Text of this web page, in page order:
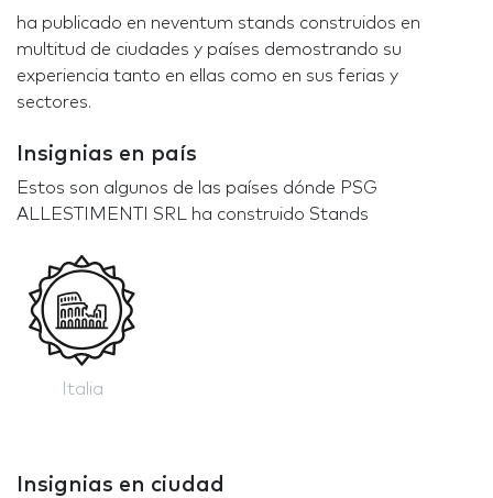
ha publicado en neventum stands construidos en
multitud de ciudades y países demostrando su
experiencia tanto en ellas como en sus ferias y
sectores.
Insignias en país
Estos son algunos de las países dónde PSG
ALLESTIMENTI SRL ha construido Stands
Italia
Insignias en ciudad